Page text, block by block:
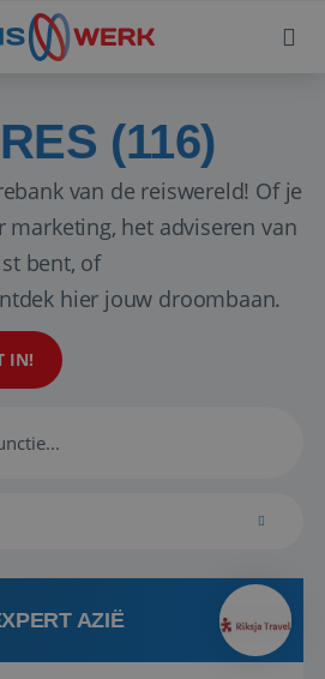
(116)
van de reiswereld! Of je
marketing, het adviseren van
bent, of
hier jouw droombaan.
IN!
AZIË